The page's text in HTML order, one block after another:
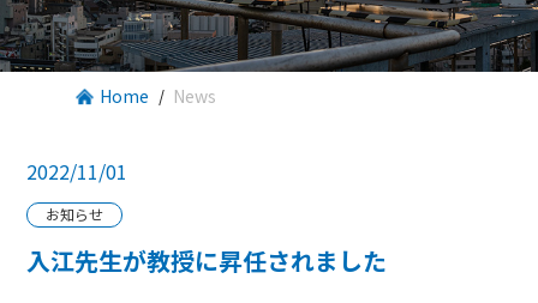
Home News
2022/11/01
お知らせ
入江先生が教授に昇任されました